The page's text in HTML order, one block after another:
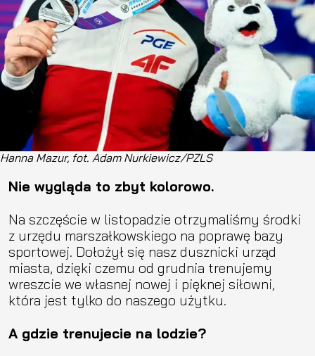
Hanna Mazur, fot. Adam Nurkiewicz/PZLS
Nie wygląda to zbyt kolorowo.
Na szczęście w listopadzie otrzymaliśmy środki
z urzędu marszałkowskiego na poprawę bazy
sportowej. Dołożył się nasz dusznicki urząd
miasta, dzięki czemu od grudnia trenujemy
wreszcie we własnej nowej i pięknej siłowni,
która jest tylko do naszego użytku.
A gdzie trenujecie na lodzie?